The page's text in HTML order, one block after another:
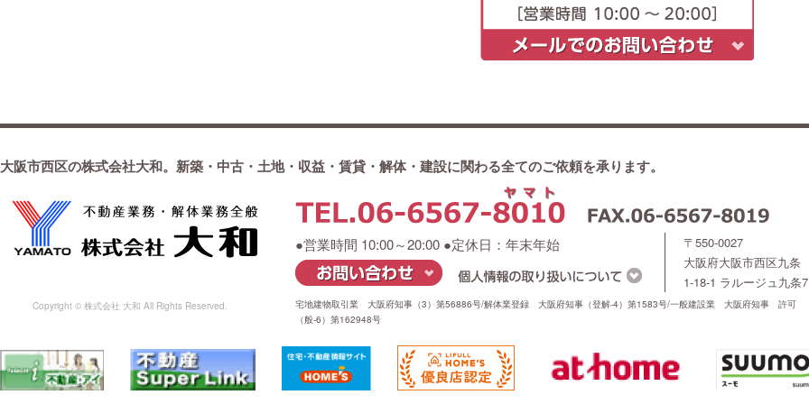
大阪市西区の株式会社大和。新築・中古・土地・収益・賃貸・解体・建設に関わる全てのご依頼を承ります。
Copyright © 株式会社 大和 All Rights Reserved.
●営業時間 10:00～20:00 ●定休日：年末年始
〒550-0027
大阪府大阪市西区九条
1-18-1 ラルージュ九条
宅地建物取引業 大阪府知事（3）第56886号/解体業登録 大阪府知事（登解-4）第1583号/一般建設業 大阪府知事 許可
（般-6）第162948号